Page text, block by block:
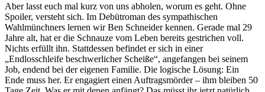
Aber lasst euch mal kurz von uns abholen, worum es geht. Ohne
Spoiler, versteht sich. Im Debütroman des sympathischen
Wahlmünchners lernen wir Ben Schneider kennen. Gerade mal 29
Jahre alt, hat er die Schnauze vom Leben bereits gestrichen voll.
Nichts erfüllt ihn. Stattdessen befindet er sich in einer
„Endlosschleife beschwerlicher Scheiße“, angefangen bei seinem
Job, endend bei der eigenen Familie. Die logische Lösung: Ein
Ende muss her. Er engagiert einen Auftragsmörder – ihm bleiben 50